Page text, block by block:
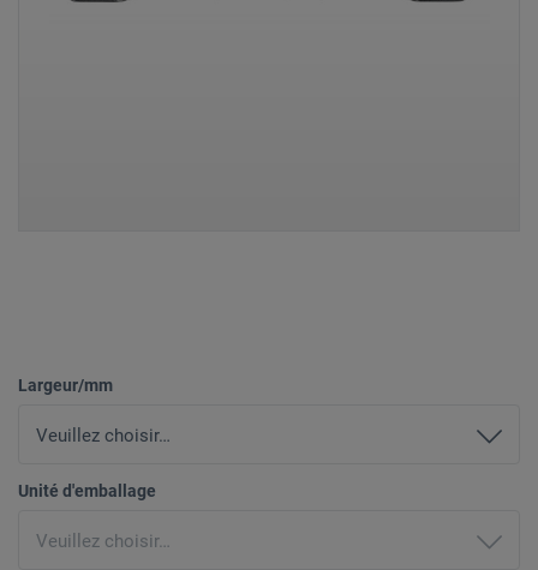
Largeur/mm
Unité d'emballage